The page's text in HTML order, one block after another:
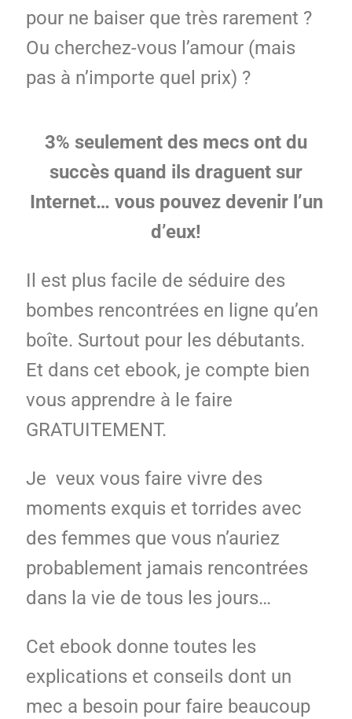
pour ne baiser que très rarement ?
Ou cherchez-vous l’amour (mais
pas à n’importe quel prix) ?
3% seulement des mecs ont du
succès quand ils draguent sur
Internet… vous pouvez devenir l’un
d’eux!
Il est plus facile de séduire des
bombes rencontrées en ligne qu’en
boîte. Surtout pour les débutants.
Et dans cet ebook, je compte bien
vous apprendre à le faire
GRATUITEMENT.
Je veux vous faire vivre des
moments exquis et torrides avec
des femmes que vous n’auriez
probablement jamais rencontrées
dans la vie de tous les jours…
Cet ebook donne toutes les
explications et conseils dont un
mec a besoin pour faire beaucoup